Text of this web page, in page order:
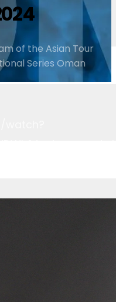
of the Asian Tour
Series Oman